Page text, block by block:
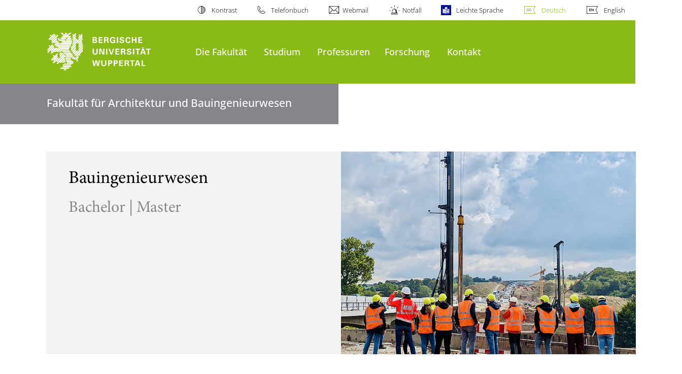
Kontrast Telefonbuch Webmail Notfall Leichte Sprache Deutsch English
Die Fakultät Studium Professuren Forschung Kontakt
Fakultät für Architektur und Bauingenieurwesen
Bergische Universität Wuppertal
Bauingenieurwesen
Bachelor | Master